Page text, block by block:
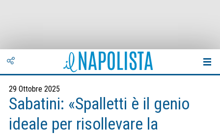
29 Ottobre 2025
Sabatini: «Spalletti è il genio
ideale per risollevare la